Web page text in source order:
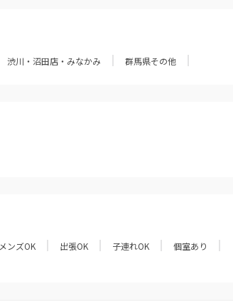
渋川・沼田店・みなかみ 群馬県その他
メンズOK 出張OK 子連れOK 個室あり